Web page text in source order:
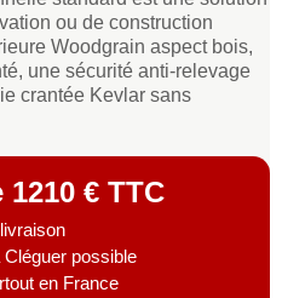
ou de construction
Woodgrain aspect bois,
une sécurité anti-relevage
crantée Kevlar sans
€ TTC
Cléguer possible
en France